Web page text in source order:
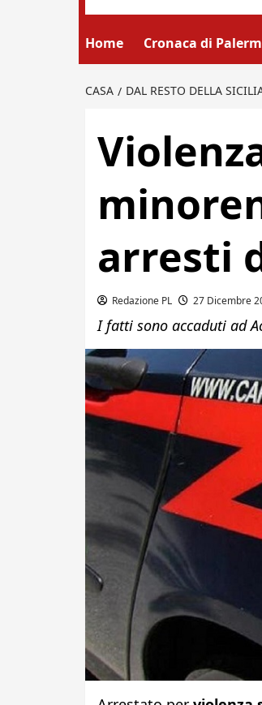
Home Cronaca di
CASA DAL RESTO DELLA
arresti
Redazione PL 27 Dicembre
I fatti sono accaduti ad